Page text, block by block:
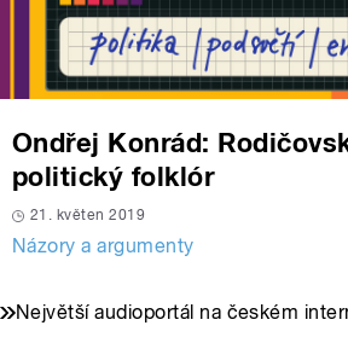
Ondřej Konrád:
politický folklór
21. květen 2019
Názory a argumenty
Největší audioportál na českém